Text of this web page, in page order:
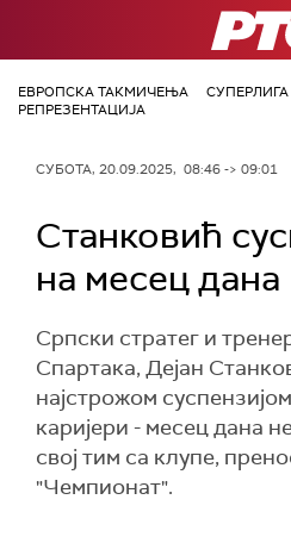
РТС
ЕВРОПСКА ТАКМИЧЕЊА СУПЕРЛИГА
РЕПРЕЗЕНТАЦИЈА
СУБОТА, 20.09.2025, 08:46 -> 09:01
Станковић
на месец дана
Српски стратег и
Спартака, Дејан
најстрожом
каријери - месец дана
свој тим са клупе,
"Чемпионат".